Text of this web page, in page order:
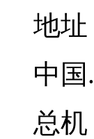
地址
中
总机